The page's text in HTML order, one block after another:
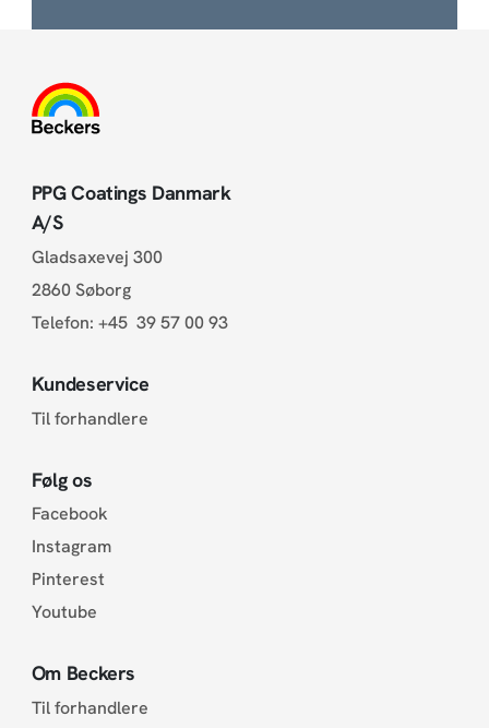
PPG Coatings Danmark
A/S
Gladsaxevej 300
2860 Søborg
Telefon: +45 39 57 00 93
Kundeservice
Til forhandlere
Følg os
Facebook
Instagram
Pinterest
Youtube
Om Beckers
Til forhandlere